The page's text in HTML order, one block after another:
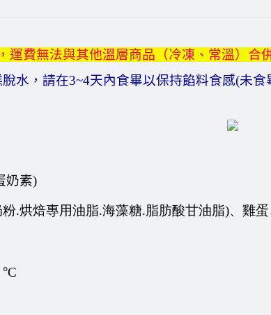
運費無法與其他溫層商品（冷凍、常溫）合
水，請在3~4天內食畢以保持餡料食感(未食
奶素)
.烘焙專用油脂.海藻糖.脂肪酸甘油脂)、雞
°C